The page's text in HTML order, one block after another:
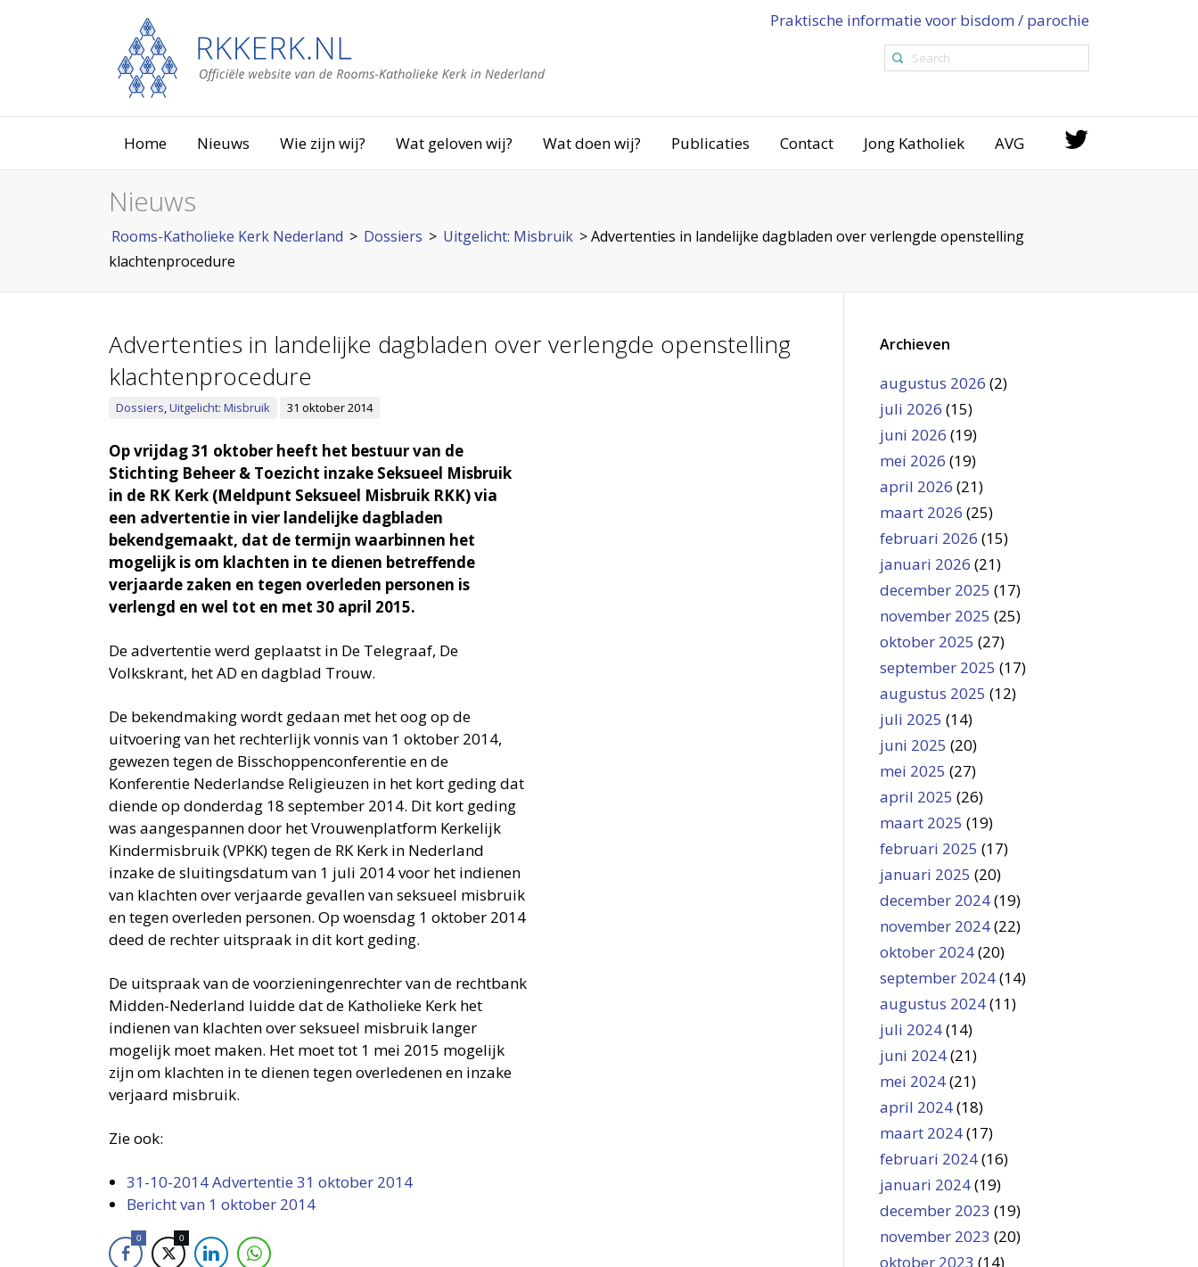
Praktische informatie voor bisdom / parochie
Home Nieuws Wie zijn wij? Wat geloven wij? Wat doen wij? Publicaties Contact Jong Katholiek AVG
Nieuws
Rooms-Katholieke Kerk Nederland > Dossiers > Uitgelicht: Misbruik >Advertenties in landelijke dagbladen over verlengde openstelling
klachtenprocedure
Advertenties in landelijke dagbladen over verlengde openstelling
klachtenprocedure
Dossiers,Uitgelicht: Misbruik 31 oktober 2014
Op vrijdag 31 oktober heeft het bestuur van de
Stichting Beheer & Toezicht inzake Seksueel Misbruik
in de RK Kerk (Meldpunt Seksueel Misbruik RKK) via
een advertentie in vier landelijke dagbladen
bekendgemaakt, dat de termijn waarbinnen het
mogelijk is om klachten in te dienen betreffende
verjaarde zaken en tegen overleden personen is
verlengd en wel tot en met 30 april 2015.
De advertentie werd geplaatst in De Telegraaf, De
Volkskrant, het AD en dagblad Trouw.
De bekendmaking wordt gedaan met het oog op de
uitvoering van het rechterlijk vonnis van 1 oktober 2014,
gewezen tegen de Bisschoppenconferentie en de
Konferentie Nederlandse Religieuzen in het kort geding dat
diende op donderdag 18 september 2014. Dit kort geding
was aangespannen door het Vrouwenplatform Kerkelijk
Kindermisbruik (VPKK) tegen de RK Kerk in Nederland
inzake de sluitingsdatum van 1 juli 2014 voor het indienen
van klachten over verjaarde gevallen van seksueel misbruik
en tegen overleden personen. Op woensdag 1 oktober 2014
deed de rechter uitspraak in dit kort geding.
De uitspraak van de voorzieningenrechter van de rechtbank
Midden-Nederland luidde dat de Katholieke Kerk het
indienen van klachten over seksueel misbruik langer
mogelijk moet maken. Het moet tot 1 mei 2015 mogelijk
zijn om klachten in te dienen tegen overledenen en inzake
verjaard misbruik.
Zie ook:
31-10-2014 Advertentie 31 oktober 2014
Bericht van 1 oktober 2014
0 0
Archieven
augustus 2026 (2)
juli 2026 (15)
juni 2026 (19)
mei 2026 (19)
april 2026 (21)
maart 2026 (25)
februari 2026 (15)
januari 2026 (21)
december 2025 (17)
november 2025 (25)
oktober 2025 (27)
september 2025 (17)
augustus 2025 (12)
juli 2025 (14)
juni 2025 (20)
mei 2025 (27)
april 2025 (26)
maart 2025 (19)
februari 2025 (17)
januari 2025 (20)
december 2024(19)
november 2024(22)
oktober 2024(20)
september 2024(14)
augustus 2024(11)
juli 2024(14)
juni 2024(21)
mei 2024(21)
april 2024(18)
maart 2024(17)
februari 2024(16)
januari 2024(19)
december 2023 (19)
november 2023 (20)
oktober 2023 (14)